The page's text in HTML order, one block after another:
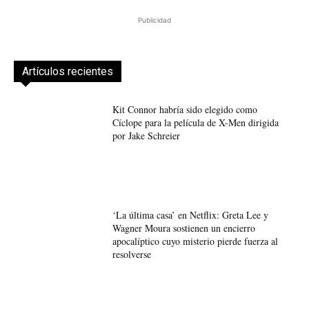
Publicidad
Artículos recientes
Kit Connor habría sido elegido como
Cíclope para la película de X-Men dirigida
por Jake Schreier
‘La última casa’ en Netflix: Greta Lee y
Wagner Moura sostienen un encierro
apocalíptico cuyo misterio pierde fuerza al
resolverse